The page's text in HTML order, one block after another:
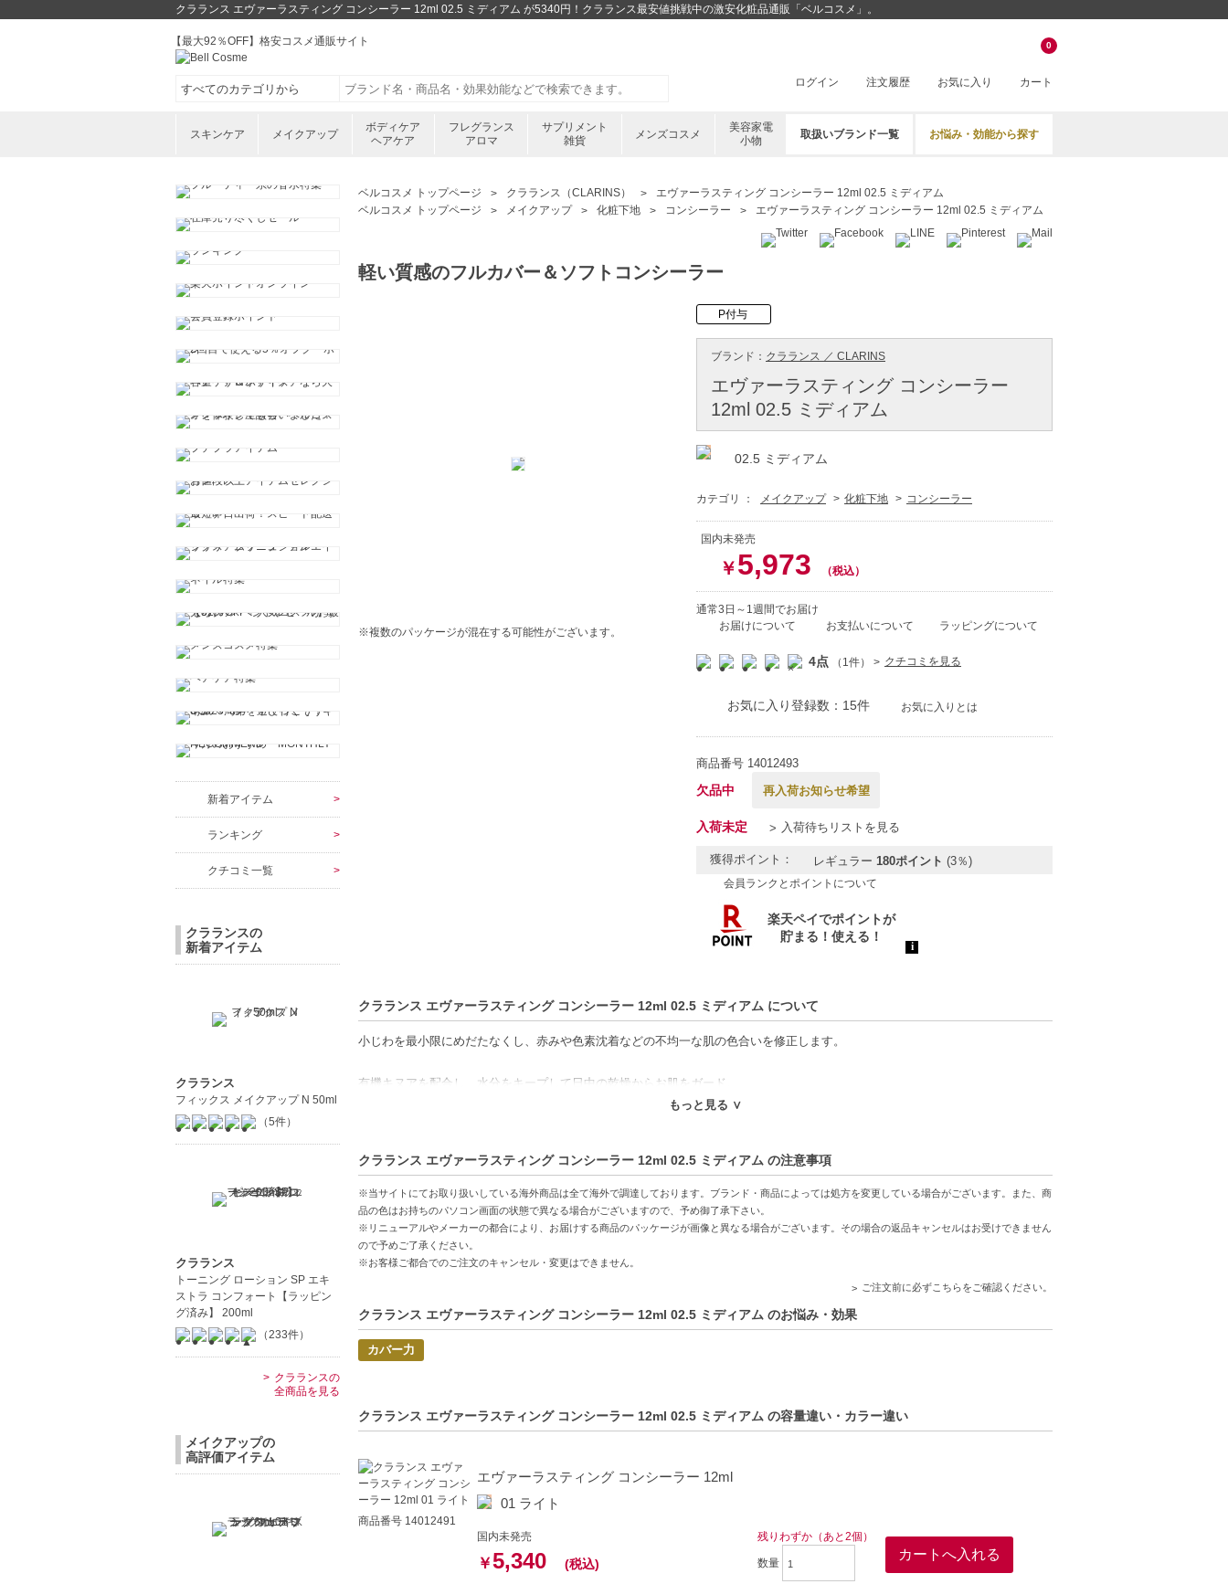
クラランス エヴァーラスティング コンシーラー 12ml 02.5 ミディアム が5340円！クラランス最安値挑戦中の激安化粧品通販「ベルコスメ」。
【最大92％OFF】格安コスメ通販サイト
ログイン 注文履歴 お気に入り カート
0
スキンケア メイクアップ
ボディケア
ヘアケア
フレグランス
アロマ
サプリメント
雑貨
メンズコスメ
美容家電
小物
取扱いブランド一覧 お悩み・効能から探す
ベルコスメ トップページ クラランス（CLARINS）
エヴァーラスティング コンシーラー 12ml 02.5 ミディアム
ベルコスメ トップページ
メイクアップ 化粧下地 コンシーラー エヴァーラスティング コンシーラー 12ml 02.5 ミディアム
軽い質感のフルカバー＆ソフトコンシーラー
※複数のパッケージが混在する可能性がございます。
P付与
ブランド： クラランス ／ CLARINS
エヴァーラスティング コンシーラー
12ml 02.5 ミディアム
02.5 ミディアム
カテゴリ ： メイクアップ 化粧下地 コンシーラー
国内未発売
￥5,973 （税込）
通常3日～1週間でお届け
お届けについて
お支払いについて ラッピングについて
4点 （1件） クチコミを見る
お気に入り登録数：15件 お気に入りとは
商品番号 14012493
欠品中 再入荷お知らせ希望
入荷未定 入荷待ちリストを見る
獲得ポイント： レギュラー 180ポイント (3％)
会員ランクとポイントについて
クラランス エヴァーラスティング コンシーラー 12ml 02.5 ミディアム について
小じわを最小限にめだたなくし、赤みや色素沈着などの不均一な肌の色合いを修正します。
有機キヌアを配合し、水分をキープして日中の乾燥からお肌をガード。
【ご注意ください】
◇こちらの商品は代引きでの発送ができかねます。代引きでご注文いただいた場合は、コンビニ後払いに変更をさせて頂きます。
コンビニ後払いには、決済代行会社による審査がございます。予めご了承ください。
◇こちらの商品は、ヤマト運輸、佐川急便もしくは日本郵便で発送をさせて頂きます。配送便のご指定はできません。
◇お届け日・お時間帯指定は承っておりません。
◇配送伝票の依頼主名、納品書に弊社以外の物流センター社名が記載されることがあります。
◇上記注意書き記載がある商品の合計金額が16666円以上の場合、別途手数料が発生する場合があります。予めご了承ください。
◇1件のご注文でも倉庫が異なる場合や配送用箱の関係で荷物を分割して配送する場合がございます。予めご了承ください。また、
明細書は分割してそれぞれの荷物に同梱されますが手数料等の変更はございませんのでご安心ください。
◇この商品はラッピングができません。
軽い質感-軽やかなつけ心地で、肌に自然になじむ使いやすさ。
潤い成分-有機キヌア配合で、乾燥から肌をしっかり守る。
【こんな方へおすすめ】
肌の悩みをしっかりカバーしたい方
軽い質感でナチュラルな仕上がりを求める方
【JAN/UPC:3380810405903】
もっと見る ∨
クラランス エヴァーラスティング コンシーラー 12ml 02.5 ミディアム の注意事項
※当サイトにてお取り扱いしている海外商品は全て海外で調達しております。ブランド・商品によっては処方を変更している場合がございます。また、商
品の色はお持ちのパソコン画面の状態で異なる場合がございますので、予め御了承下さい。
※リニューアルやメーカーの都合により、お届けする商品のパッケージが画像と異なる場合がございます。その場合の返品キャンセルはお受けできません
ので予めご了承ください。
※お客様ご都合でのご注文のキャンセル・変更はできません。
ご注文前に必ずこちらをご確認ください。
クラランス エヴァーラスティング コンシーラー 12ml 02.5 ミディアム のお悩み・効果
カバー力
クラランス エヴァーラスティング コンシーラー 12ml 02.5 ミディアム の容量違い・カラー違い
商品番号 14012491
エヴァーラスティング コンシーラー 12ml
01 ライト
国内未発売
￥5,340 (税込)
残りわずか（あと2個）
数量
新着アイテム
ランキング
クチコミ一覧
クラランスの
新着アイテム
クラランス
フィックス メイクアップ N 50ml
（5件）
クラランス
トーニング ローション SP エキ
ストラ コンフォート【ラッピン
グ済み】 200ml
（233件）
クラランスの
全商品を見る
メイクアップの
高評価アイテム